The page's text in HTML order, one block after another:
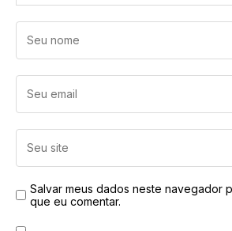
Salvar meus dados neste navegador
que eu comentar.